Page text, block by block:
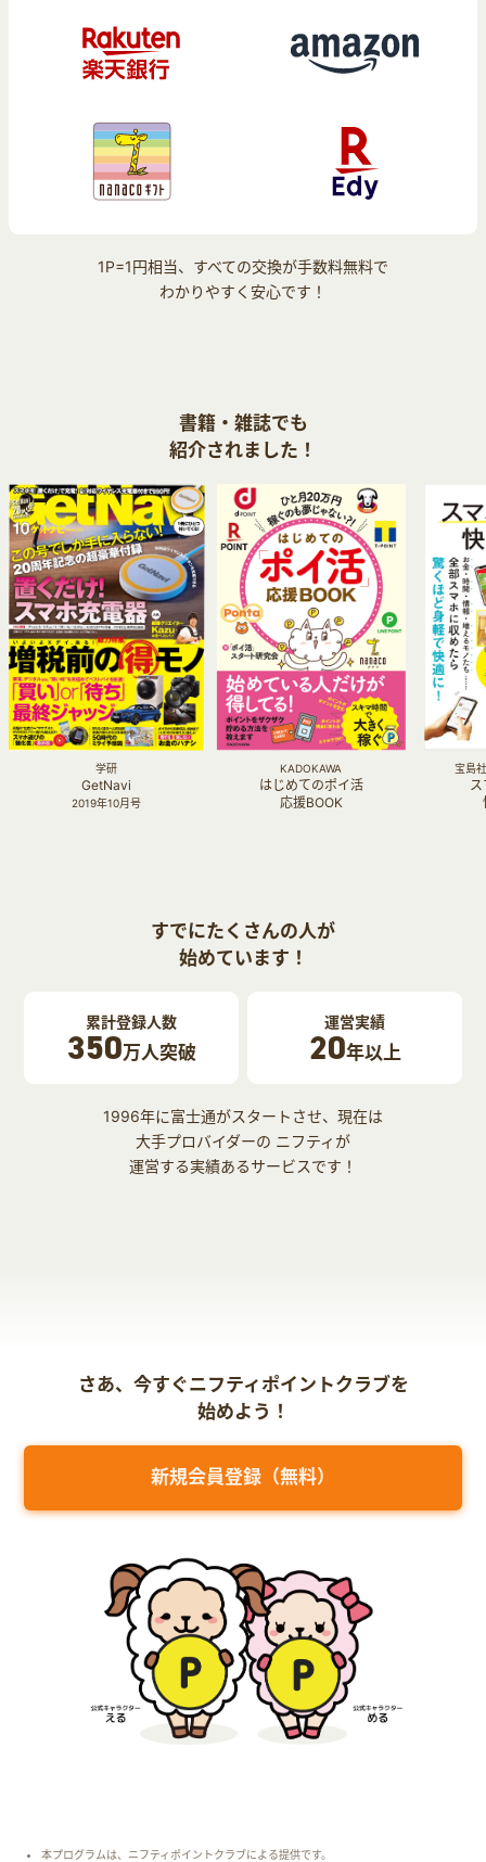
1P=1円相当、すべての交換が手数料無料で
わかりやすく安心です！
書籍・雑誌でも
紹介されました！
学研
GetNavi
2019年10月号
KADOKAWA
はじめてのポイ活
応援BOOK
宝島
すでにたくさんの人が
始めています！
累計登録人数
350万人突破
運営実績
20年以上
1996年に富士通がスタートさせ、現在は
大手プロバイダーの ニフティが
運営する実績あるサービスです！
さあ、今すぐニフティポイントクラブを
始めよう！
新規会員登録（無料）
本プログラムは、ニフティポイントクラブによる提供です。